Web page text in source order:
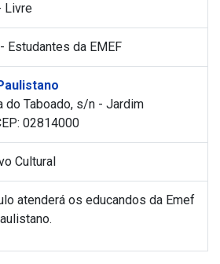
Livre
- Estudantes da EMEF
do Taboado, s/n - Jardim
02814000
Cultural
atenderá os educandos da Emef